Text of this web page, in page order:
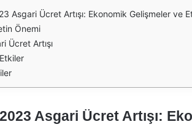
Asgari Ücret Artışı: Ekonomik Gelişmeler ve
Önemi
Ücret Artışı
Asgari Ücret Artışı: